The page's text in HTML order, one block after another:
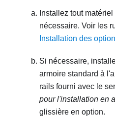
Installez tout
nécessaire. Voir les
Installation des
Si nécessaire,
armoire standard à
rails fourni avec le
pour l'installation en
glissière en option.